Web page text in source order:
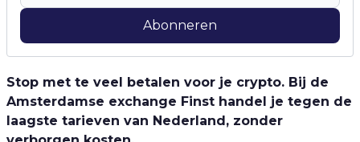
Abonneren
Stop met te veel betalen voor je crypto. Bij de
Amsterdamse exchange Finst handel je tegen de
laagste tarieven van Nederland, zonder